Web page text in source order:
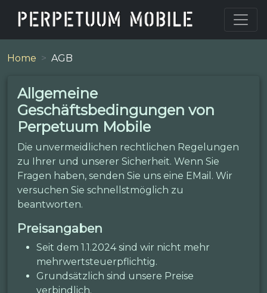
Home AGB
Allgemeine
Geschäftsbedingungen von
Perpetuum Mobile
Die unvermeidlichen rechtlichen Regelungen
zu Ihrer und unserer Sicherheit. Wenn Sie
Fragen haben, senden Sie uns eine EMail. Wir
versuchen Sie schnellstmöglich zu
beantworten.
Preisangaben
Seit dem 1.1.2024 sind wir nicht mehr
mehrwertsteuerpflichtig.
Grundsätzlich sind unsere Preise
verbindlich.